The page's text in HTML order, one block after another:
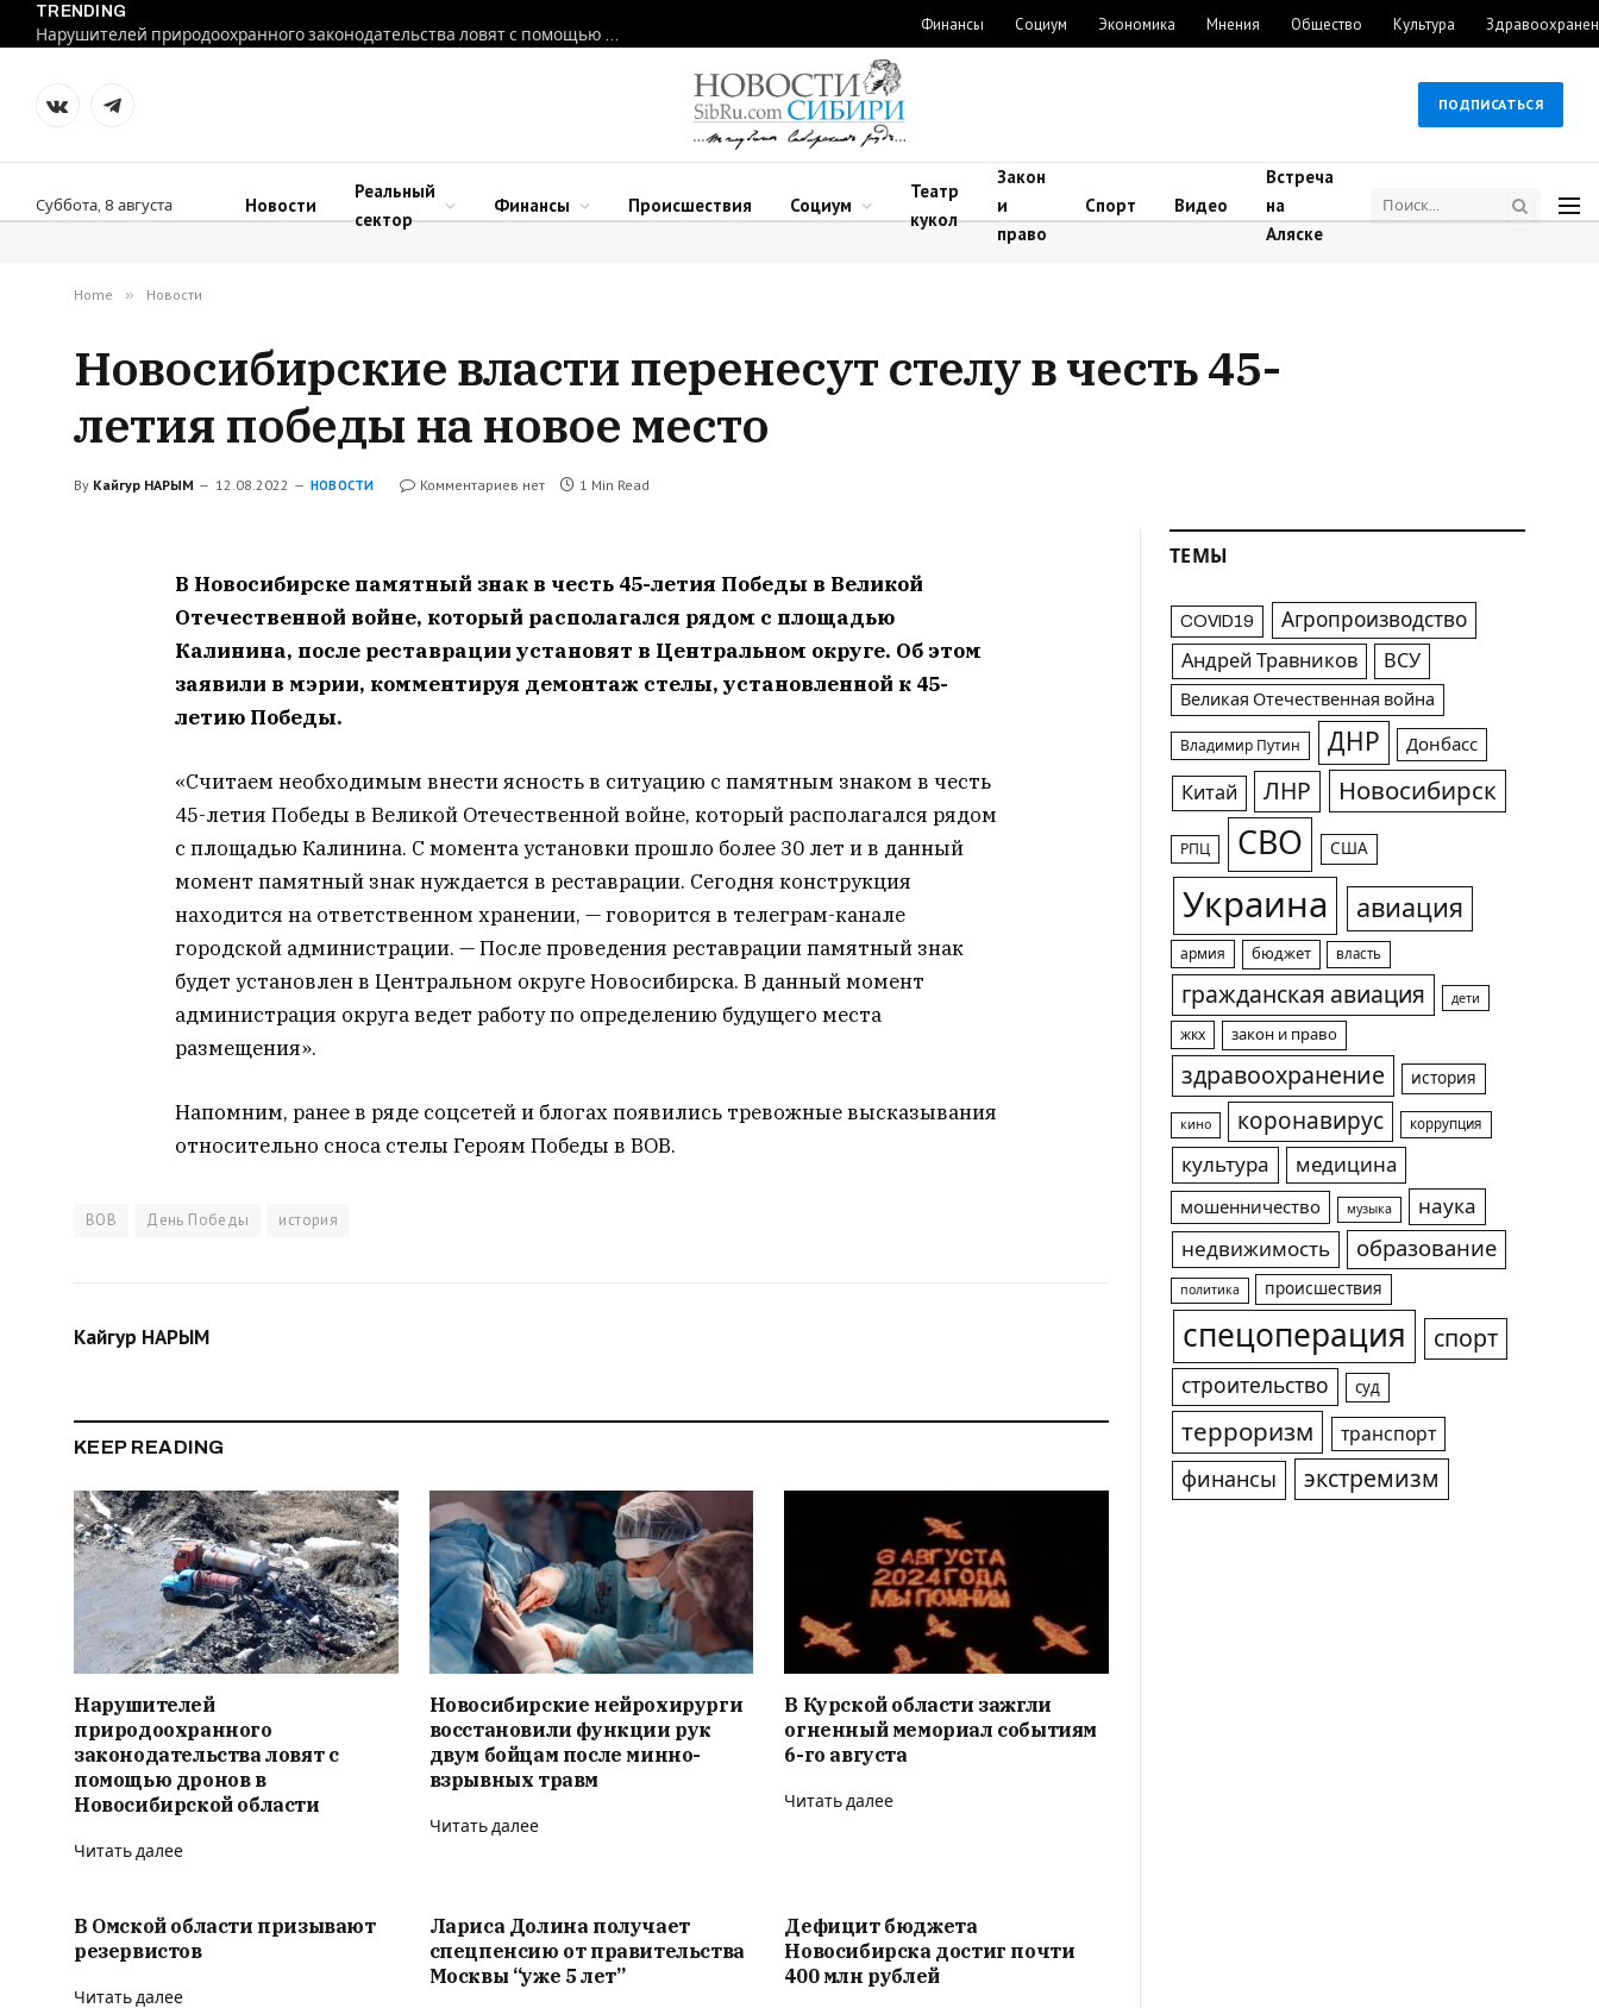
TRENDING
Нарушителей природоохранного законодательства ловят с помощью дронов в Новосибирской области
Финансы Социум Экономика Мнения Общество Культура
VKontakteTelegram
ПОДПИСАТЬСЯ
Суббота, 8 августа Новости
Реальный
сектор
Финансы Происшествия Социум
Театр
кукол
Закон
и
право
Спорт Видео
Встреча
на
Аляске
Home » Новости
Новосибирские власти перенесут стелу в честь 45-
летия победы на новое место
By Кайгур НАРЫМ 12.08.2022 НОВОСТИ Комментариев нет 1 Min Read
В Новосибирске памятный знак в честь 45-летия Победы в Великой
Отечественной войне, который располагался рядом с площадью
Калинина, после реставрации установят в Центральном округе. Об этом
заявили в мэрии, комментируя демонтаж стелы, установленной к 45-
летию Победы.
«Считаем необходимым внести ясность в ситуацию с памятным знаком в честь
45-летия Победы в Великой Отечественной войне, который располагался рядом
с площадью Калинина. С момента установки прошло более 30 лет и в данный
момент памятный знак нуждается в реставрации. Сегодня конструкция
находится на ответственном хранении, — говорится в телеграм-канале
городской администрации. — После проведения реставрации памятный знак
будет установлен в Центральном округе Новосибирска. В данный момент
администрация округа ведет работу по определению будущего места
размещения».
Напомним, ранее в ряде соцсетей и блогах появились тревожные высказывания
относительно сноса стелы Героям Победы в ВОВ.
ВОВ День Победы история
Кайгур НАРЫМ
KEEP READING
Нарушителей
природоохранного
законодательства ловят с
помощью дронов в
Новосибирской области
Читать далее
Новосибирские нейрохирурги
восстановили функции рук
двум бойцам после минно-
взрывных травм
Читать далее
В Курской области зажгли
огненный мемориал событиям
6-го августа
Читать далее
В Омской области призывают
резервистов
Читать далее
Лариса Долина получает
спецпенсию от правительства
Москвы “уже 5 лет”
Дефицит бюджета
Новосибирска достиг почти
400 млн рублей
ТЕМЫ
COVID19 Агропроизводство
Андрей Травников ВСУ
Великая Отечественная война
Владимир Путин ДНР Донбасс
Китай ЛНР Новосибирск
РПЦ СВО США
Украина авиация
армия бюджет власть
гражданская авиация дети
жкх закон и право
здравоохранение история
кино коронавирус коррупция
культура медицина
мошенничество музыка
наука
недвижимость
образование
политика происшествия
спецоперация спорт
строительство суд
терроризм транспорт
финансы экстремизм